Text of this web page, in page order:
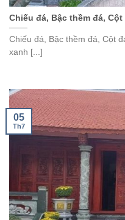
Chiếu đá, Bậc thềm đá,
Chiếu đá, Bậc thềm đá, Cột
xanh [...]
05
Th7